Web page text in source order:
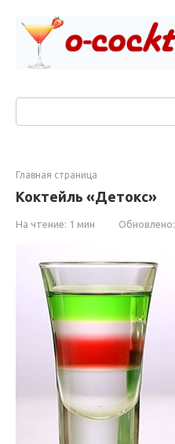
контенту
Главная страница
Коктейль «Детокс»
На чтение: 1 мин Обновлено: